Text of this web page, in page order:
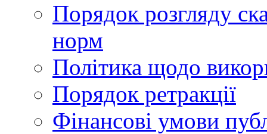
Порядок розгляду
норм
Політика щодо
Порядок ретракції
Фінансові умови